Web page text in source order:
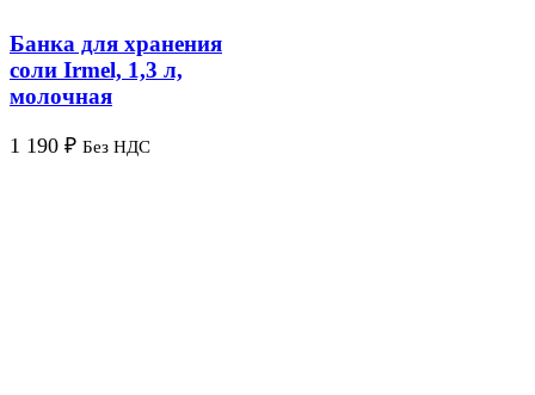
Банка для хранения
соли Irmel, 1,3 л,
молочная
1 190 ₽ Без НДС